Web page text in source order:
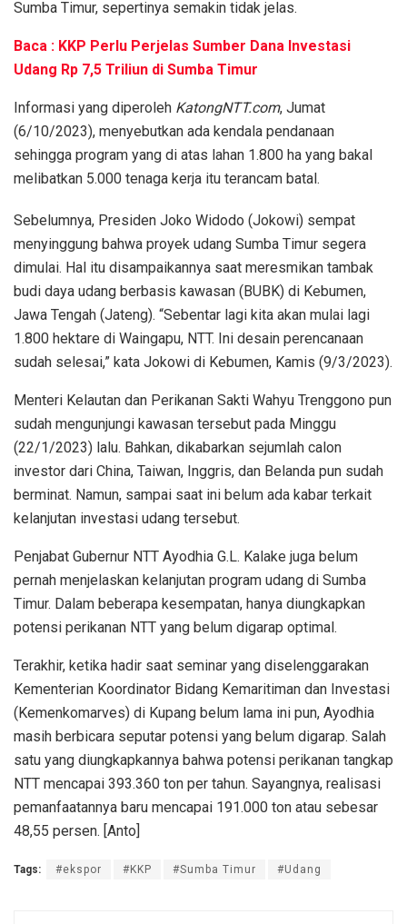
Sumba Timur, sepertinya semakin tidak jelas.
Baca : KKP Perlu Perjelas Sumber Dana Investasi
Udang Rp 7,5 Triliun di Sumba Timur
Informasi yang diperoleh KatongNTT.com, Jumat
(6/10/2023), menyebutkan ada kendala pendanaan
sehingga program yang di atas lahan 1.800 ha yang bakal
melibatkan 5.000 tenaga kerja itu terancam batal.
Sebelumnya, Presiden Joko Widodo (Jokowi) sempat
menyinggung bahwa proyek udang Sumba Timur segera
dimulai. Hal itu disampaikannya saat meresmikan tambak
budi daya udang berbasis kawasan (BUBK) di Kebumen,
Jawa Tengah (Jateng). “Sebentar lagi kita akan mulai lagi
1.800 hektare di Waingapu, NTT. Ini desain perencanaan
sudah selesai,” kata Jokowi di Kebumen, Kamis (9/3/2023).
Menteri Kelautan dan Perikanan Sakti Wahyu Trenggono pun
sudah mengunjungi kawasan tersebut pada Minggu
(22/1/2023) lalu. Bahkan, dikabarkan sejumlah calon
investor dari China, Taiwan, Inggris, dan Belanda pun sudah
berminat. Namun, sampai saat ini belum ada kabar terkait
kelanjutan investasi udang tersebut.
Penjabat Gubernur NTT Ayodhia G.L. Kalake juga belum
pernah menjelaskan kelanjutan program udang di Sumba
Timur. Dalam beberapa kesempatan, hanya diungkapkan
potensi perikanan NTT yang belum digarap optimal.
Terakhir, ketika hadir saat seminar yang diselenggarakan
Kementerian Koordinator Bidang Kemaritiman dan Investasi
(Kemenkomarves) di Kupang belum lama ini pun, Ayodhia
masih berbicara seputar potensi yang belum digarap. Salah
satu yang diungkapkannya bahwa potensi perikanan tangkap
NTT mencapai 393.360 ton per tahun. Sayangnya, realisasi
pemanfaatannya baru mencapai 191.000 ton atau sebesar
48,55 persen. [Anto]
Tags: #ekspor #KKP #Sumba Timur #Udang